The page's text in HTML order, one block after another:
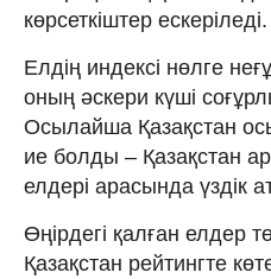
көрсеткіштер ескеріледі.
Елдің индексі нөлге
оның әскери күші
Осылайша Қазақстан
ие болды – Қазақстан
елдері арасында үздік
Өңірдегі қалған елдер
Қазақстан рейтингте